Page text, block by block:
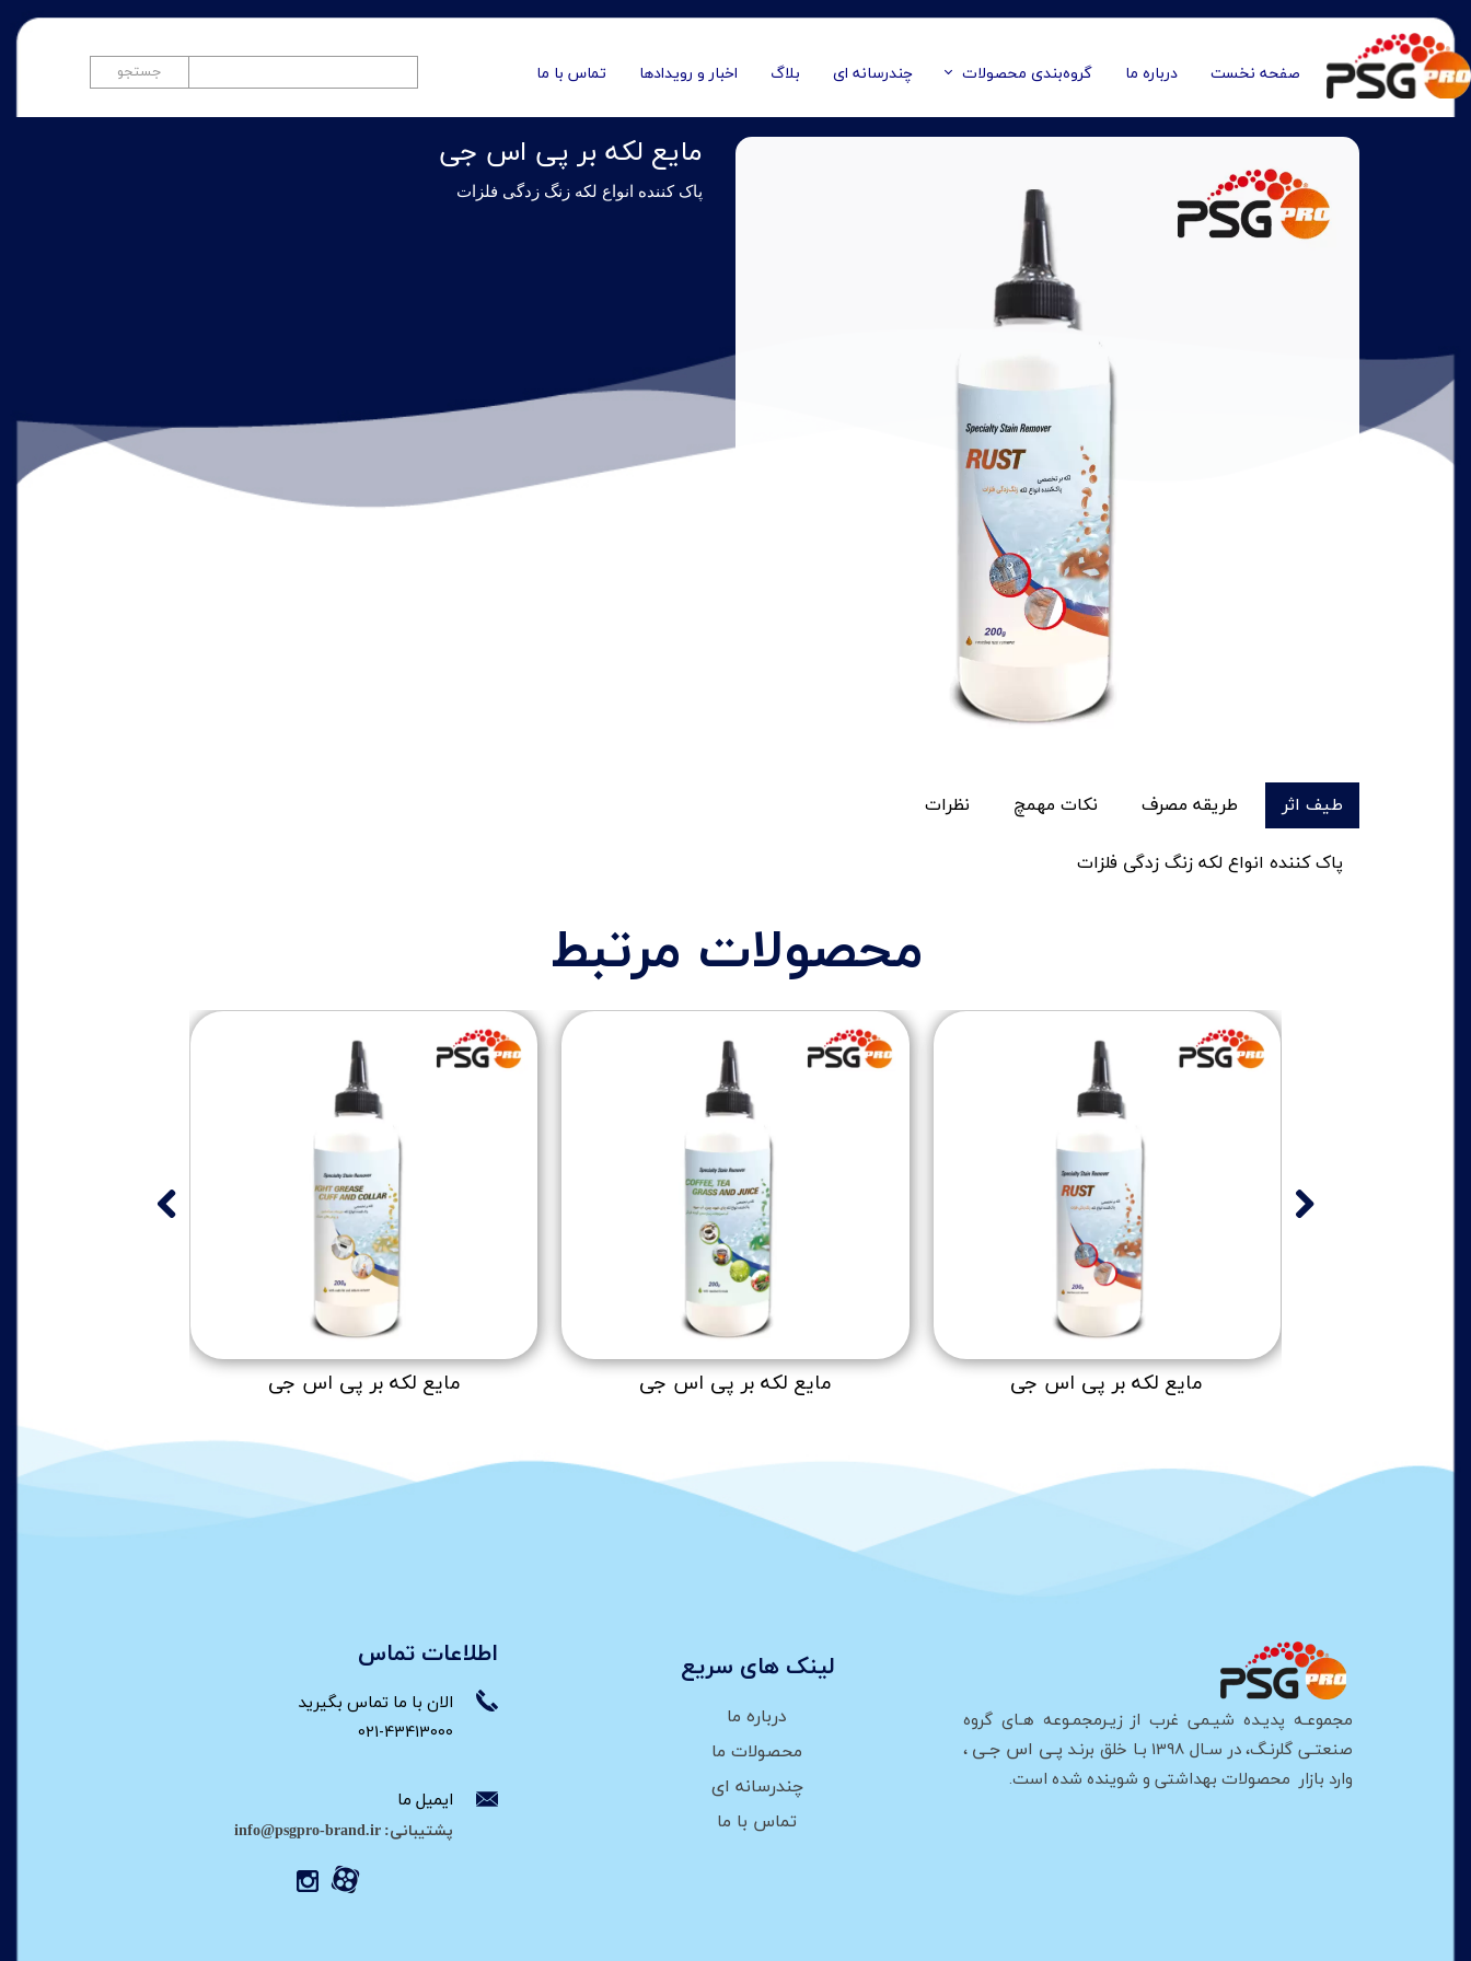
صفحه نخست درباره ما گروه‌بندی محصولات چندرسانه ای بلاگ اخبار و رویدادها تماس با ما جستجو
مایع لکه بر پی اس جی
پاک کننده انواع لکه زنگ زدگی فلزات
طیف اثر طریقه مصرف نکات مهمچ نظرات
پاک کننده انواع لکه زنگ زدگی فلزات
مایع لکه بر پی اس جی مایع لکه بر پی اس جی مایع لکه بر پی اس جی
محصولات مرتبط
مجموعـه پدیـده شیـمی غرب از زیـرمجمـوعه هـای گروه
صنعتـی گلرنـگ، در سـال 1398 بـا خلق برنـد
پـی اس جـی،
وارد بازار محصولات بهداشتی و شوینده شده است.
درباره ما
محصولات ما
چندرسانه ای
تماس با ما
لینک های سریع اطلاعات تماس
الان با ما تماس بگیرید
ایمیل ما
021-43413000
پشتیبانی: info@psgpro-brand.ir